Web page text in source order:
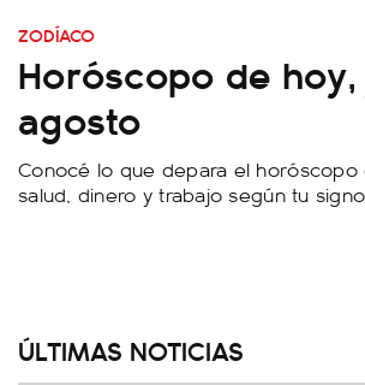
ZODÍACO
Horóscopo de
agosto
Conocé lo que depara el horóscopo
salud, dinero y trabajo según tu
ÚLTIMAS NOTICIAS